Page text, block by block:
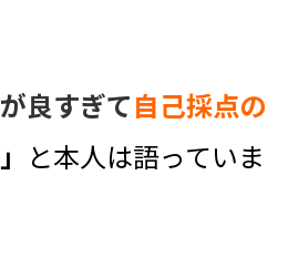
良すぎて自己採点の
」 と本人は語っていま